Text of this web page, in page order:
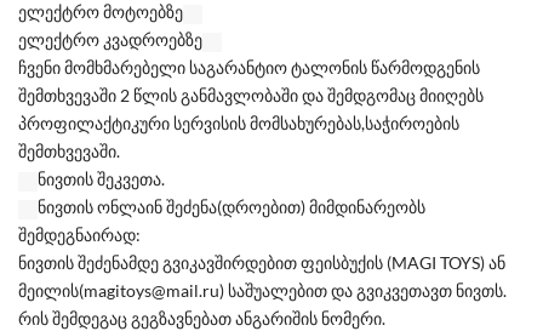
ელექტრო მოტოებზე
ელექტრო კვადროებზე
ჩვენი მომხმარებელი საგარანტიო ტალონის წარმოდგენის
შემთხვევაში 2 წლის განმავლობაში და შემდგომაც მიიღებს
პროფილაქტიკური სერვისის მომსახურებას,საჭიროების
შემთხვევაში.
ნივთის შეკვეთა.
ნივთის ონლაინ შეძენა(დროებით) მიმდინარეობს
შემდეგნაირად:
ნივთის შეძენამდე გვიკავშირდებით ფეისბუქის (MAGI TOYS) ან
მეილის(magitoys@mail.ru) საშუალებით და გვიკვეთავთ ნივთს.
რის შემდეგაც გეგზავნებათ ანგარიშის ნომერი.